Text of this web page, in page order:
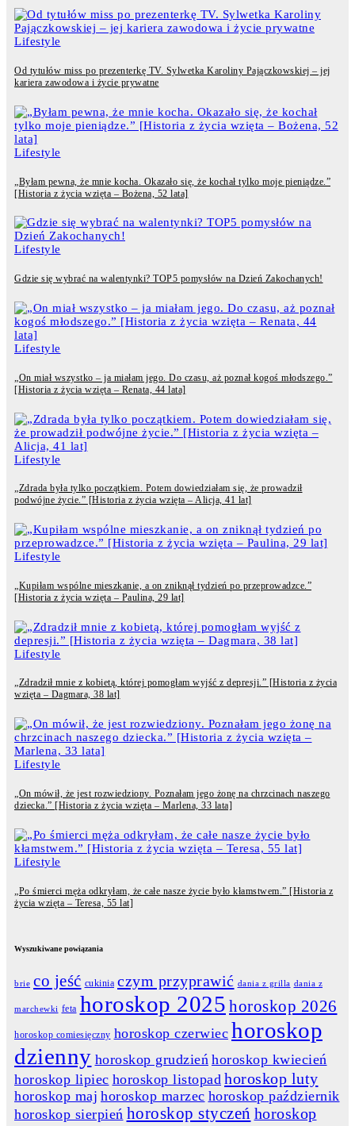
Lifestyle
Od tytułów miss po prezenterkę TV. Sylwetka Karoliny Pajączkowskiej – jej
kariera zawodowa i życie prywatne
Lifestyle
„Byłam pewna, że mnie kocha. Okazało się, że kochał tylko moje pieniądze.”
[Historia z życia wzięta – Bożena, 52 lata]
Lifestyle
Gdzie się wybrać na walentynki? TOP5 pomysłów na Dzień Zakochanych!
Lifestyle
„On miał wszystko – ja miałam jego. Do czasu, aż poznał kogoś młodszego.”
[Historia z życia wzięta – Renata, 44 lata]
Lifestyle
„Zdrada była tylko początkiem. Potem dowiedziałam się, że prowadził
podwójne życie.” [Historia z życia wzięta – Alicja, 41 lat]
Lifestyle
„Kupiłam wspólne mieszkanie, a on zniknął tydzień po przeprowadzce.”
[Historia z życia wzięta – Paulina, 29 lat]
Lifestyle
„Zdradził mnie z kobietą, której pomogłam wyjść z depresji.” [Historia z życia
wzięta – Dagmara, 38 lat]
Lifestyle
„On mówił, że jest rozwiedziony. Poznałam jego żonę na chrzcinach naszego
dziecka.” [Historia z życia wzięta – Marlena, 33 lata]
Lifestyle
„Po śmierci męża odkryłam, że całe nasze życie było kłamstwem.” [Historia z
życia wzięta – Teresa, 55 lat]
Wyszukiwane powiązania
brie co jeść cukinia czym przyprawić dania z grilla dania z
marchewki feta horoskop 2025 horoskop 2026
horoskop comiesięczny horoskop czerwiec horoskop
dzienny horoskop grudzień horoskop kwiecień
horoskop lipiec horoskop listopad horoskop luty
horoskop maj horoskop marzec horoskop październik
horoskop sierpień horoskop styczeń horoskop